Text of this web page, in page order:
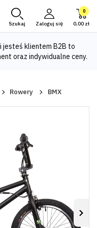
Szukaj Zaloguj się
0
0,00 zł
jesteś klientem B2B to
oraz indywidualne ceny.
Rowery BMX